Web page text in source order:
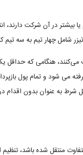
بیشتر در آن شرکت
شامل چهار تیم به سه
هنگامی که حداقل
می شود و تمام پول
شرط به عنوان بدون
منتقل شده باشد، تنظیم